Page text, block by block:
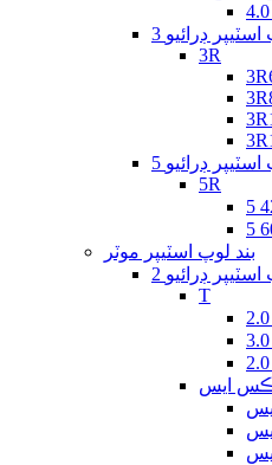
ڊرائيو
3R
ڊرائيو
5R
بند لوپ اسٽيپر موٽر
اسٽيپر ڊرائيو
T
ايس